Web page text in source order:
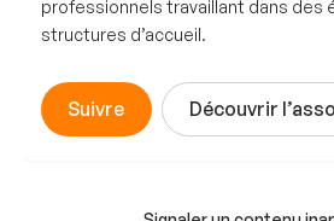
professionnels travaillant dans des
structures d’accueil.
Suivre Découvrir